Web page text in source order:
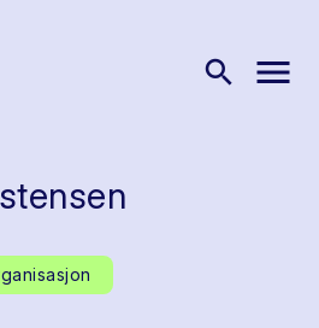
search menu